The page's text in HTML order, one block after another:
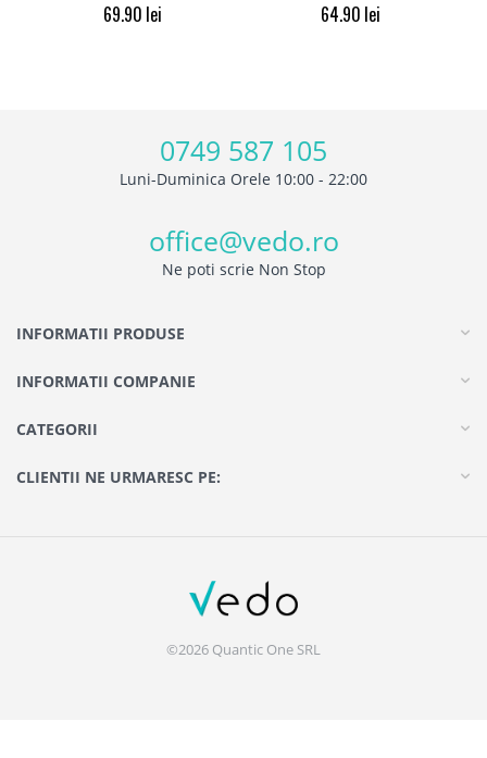
69.90 lei 64.90 lei
0749 587 105
Luni-Duminica Orele 10:00 - 22:00
office@vedo.ro
Ne poti scrie Non Stop
INFORMATII PRODUSE
INFORMATII COMPANIE
CATEGORII
CLIENTII NE URMARESC PE:
©2026 Quantic One SRL